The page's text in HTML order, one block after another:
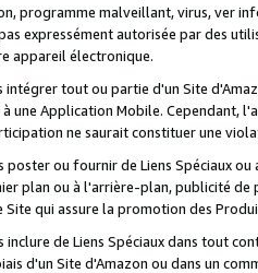
programme malveillant, virus, ver
expressément autorisée par des
appareil électronique.
intégrer tout ou partie d'un Site
une Application Mobile. Cependant,
ne saurait constituer une
poster ou fournir de Liens Spéciaux
plan ou à l'arrière-plan, publicité
Site qui assure la promotion des
inclure de Liens Spéciaux dans tout
d'un Site d'Amazon ou dans un